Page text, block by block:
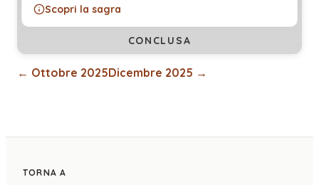
Scopri la sagra
CONCLUSA
← Ottobre 2025Dicembre 2025 →
TORNA A